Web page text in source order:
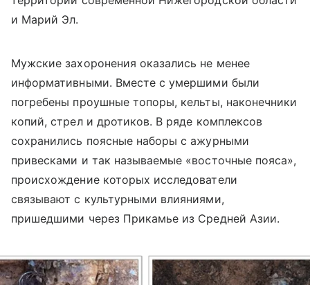
и Марий Эл.
Мужские захоронения оказались не менее
информативными. Вместе с умершими были
погребены проушные топоры, кельты, наконечники
копий, стрел и дротиков. В ряде комплексов
сохранились поясные наборы с ажурными
привесками и так называемые «восточные пояса»,
происхождение которых исследователи
связывают с культурными влияниями,
пришедшими через Прикамье из Средней Азии.